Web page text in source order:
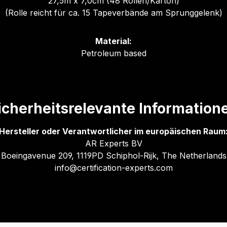
(Rolle reicht für ca. 15 Tapeverbände am Sprunggelenk)
Material:
Petroleum based
oder Verantwortlicher im europäischen
AR Experts BV
Boeingavenue 209, 1119PD Schiphol-Rijk, The Netherlands
info@certification-experts.com